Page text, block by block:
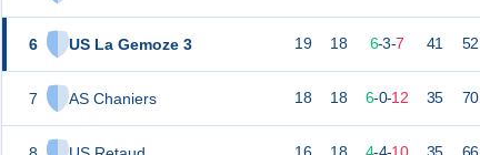
6 US La Gemoze 3
7 AS Chaniers
19 18 6-3-7 41 52
18 18 6-0-12 35 70